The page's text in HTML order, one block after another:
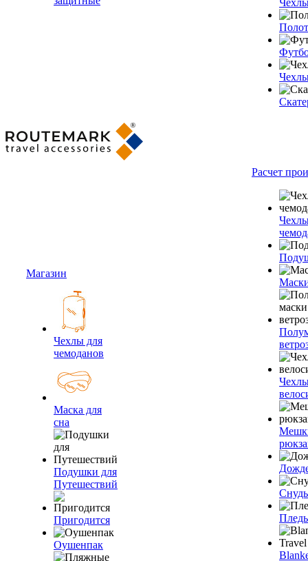
Магазин
Чехлы для
чемоданов
Маска для
сна
Подушки для
Путешествий
Пригодится
Оушенпак
Расчет